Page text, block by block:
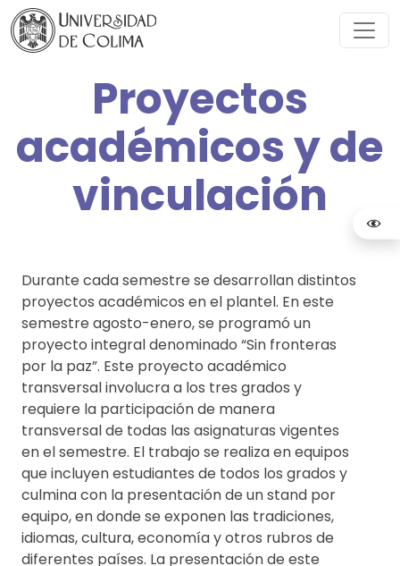
Proyectos
académicos y de
vinculación
Durante cada semestre se desarrollan distintos
proyectos académicos en el plantel. En este
semestre agosto-enero, se programó un
proyecto integral denominado “Sin fronteras
por la paz”. Este proyecto académico
transversal involucra a los tres grados y
requiere la participación de manera
transversal de todas las asignaturas vigentes
en el semestre. El trabajo se realiza en equipos
que incluyen estudiantes de todos los grados y
culmina con la presentación de un stand por
equipo, en donde se exponen las tradiciones,
idiomas, cultura, economía y otros rubros de
diferentes países. La presentación de este